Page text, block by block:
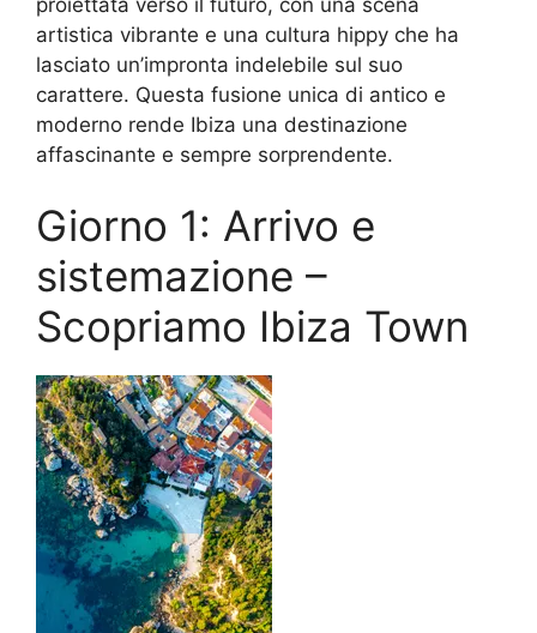
artistica vibrante e una cultura hippy che ha
lasciato un’impronta indelebile sul suo
carattere. Questa fusione unica di antico e
moderno rende Ibiza una destinazione
affascinante e sempre sorprendente.
Giorno 1: Arrivo e
sistemazione –
Scopriamo Ibiza Town